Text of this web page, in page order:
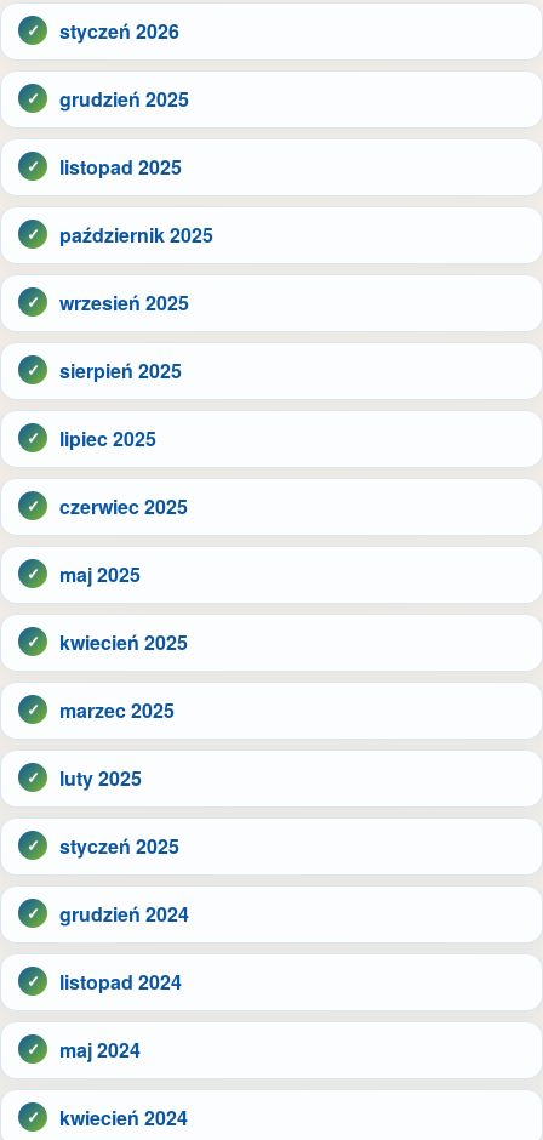
styczeń 2026
grudzień 2025
listopad 2025
październik 2025
wrzesień 2025
sierpień 2025
lipiec 2025
czerwiec 2025
maj 2025
kwiecień 2025
marzec 2025
luty 2025
styczeń 2025
grudzień 2024
listopad 2024
maj 2024
kwiecień 2024